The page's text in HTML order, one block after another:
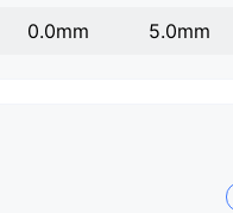
0.0mm 5.0mm